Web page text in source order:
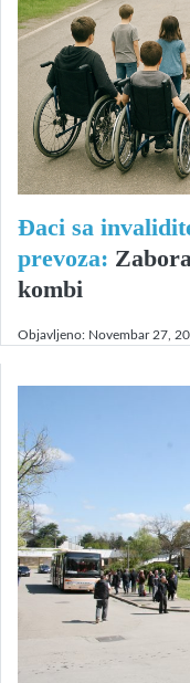
Đaci sa
prevoza:
kombi
Objavljeno: Novembar 27,